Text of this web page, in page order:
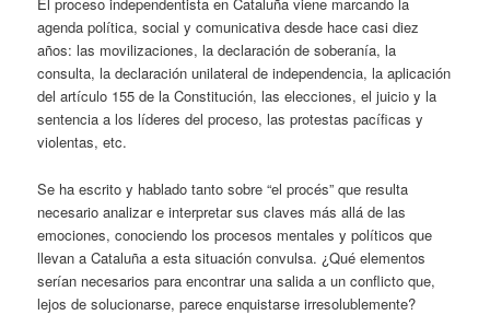
El proceso independentista en Cataluña viene marcando la
agenda política, social y comunicativa desde hace casi diez
años: las movilizaciones, la declaración de soberanía, la
consulta, la declaración unilateral de independencia, la aplicación
del artículo 155 de la Constitución, las elecciones, el juicio y la
sentencia a los líderes del proceso, las protestas pacíficas y
violentas, etc.
Se ha escrito y hablado tanto sobre “el procés” que resulta
necesario analizar e interpretar sus claves más allá de las
emociones, conociendo los procesos mentales y políticos que
llevan a Cataluña a esta situación convulsa. ¿Qué elementos
serían necesarios para encontrar una salida a un conflicto que,
lejos de solucionarse, parece enquistarse irresolublemente?